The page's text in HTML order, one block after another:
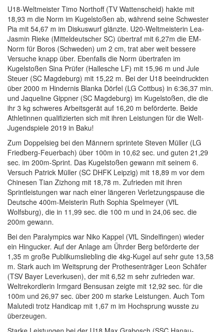
U18-Weltmeister Timo Northoff (TV Wattenscheid) hakte mit
18,93 m die Norm im Kugelstoßen ab, während seine Schwester
Pia mit 54,67 m im Diskuswurf glänzte. U20-Weltmeisterin Lea-
Jasmin Rieke (Mitteldeutscher SC) übertraf mit 6,27m die EM-
Norm für Boros (Schweden) um 2 cm, trat aber weit bessere
Versuche knapp über. Ebenfalls die Norm übertrafen im
Kugelstoßen Sina Prüfer (Hallesche LF) mit 15,96 m und Jule
Steuer (SC Magdeburg) mit 15,22 m. Bei der U18 beeindruckten
über 2000 m Hindernis Blanka Dörfel (LG Cottbus) in 6:36,37 min.
und Jaqueline Gippner (SC Magdeburg) im Kugelstoßen, die die
ihr 3 kg schweres Arbeitsgerät auf 16,20 m beförderte. Beide
Athletinnen qualifizierten sich mit ihren Leistungen für die Welt-
Jugendspiele 2019 in Baku!
Zum Doppelsieg bei den Männern sprintete Steven Müller (LG
Friedberg-Feuerbach) über 100m in 10,62 sec. und guten 21,29
sec. im 200m-Sprint. Das Kugelstoßen gewann mit seinem 6.
Versuch Patrick Müller (SC DHFK Leipzig) mit 18,89 m vor dem
Chinesen Tian Zizhong mit 18,78 m. Zufrieden mit ihren
Sprintleistungen war nach einer längeren Verletzungspause die
Deutsche 400m-Meisterin Ruth Sophia Spelmeyer (VfL
Wolfsburg), die in 11,99 sec. die 100 m und in 24,06 sec. die
200m gewann.
Bei den Paralympics war Niko Kappel (VfL Sindelfingen) wieder
ein Hingucker. Auf der Anlage am Ührder Berg beförderte der
1,35 m große Publikumsliebling die 4kg-Kugel auf sehr gute 13,58
m. Stark auch im Weitsprung der Prothesenträger Leon Schäfer
(TSV Bayer Leverkusen), der mit 6,52 m sehr zufrieden war.
Weltrekordlerin Irmgard Bensusan zeigte mit 12,92 sec. für die
100m und 26,97 sec. über 200 m starke Leistungen. Auch Tom
Malutedi trotz Handicap mit 1,67 m im Hochsprung wusste zu
überzeugen.